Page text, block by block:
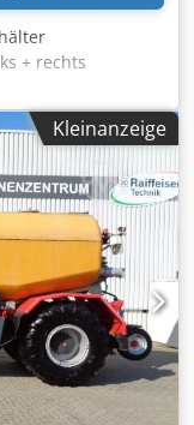
+ rechts
TÜV
Beleucht.
Dcodpjr
Kleinanzeige